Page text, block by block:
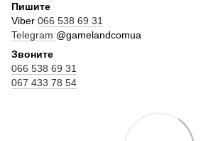
Пишите
Viber 066 538 69 31
Telegram @gamelandcomua
Звоните
066 538 69 31
067 433 78 54